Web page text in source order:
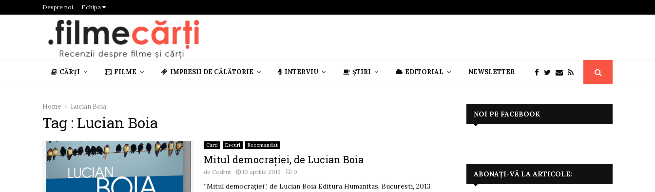
Despre noi Echipa
CĂRȚI FILME IMPRESII DE CĂLĂTORIE INTERVIU ȘTIRI EDITORIAL NEWSLETTER
Home Lucian Boia
Tag : Lucian Boia
Carti Eseuri Recomandat
Mitul democraţiei, de Lucian Boia
de Codrut 10 aprilie 2013 0
”Mitul democraţiei”, de Lucian Boia Editura Humanitas, Bucuresti, 2013,
NOI PE FACEBOOK
ABONAȚI-VĂ LA ARTICOLE: